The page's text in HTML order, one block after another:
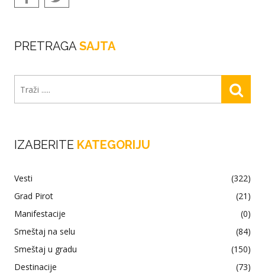
PRETRAGA SAJTA
IZABERITE KATEGORIJU
Vesti
(322)
Grad Pirot
(21)
Manifestacije
(0)
Smeštaj na selu
(84)
Smeštaj u gradu
(150)
Destinacije
(73)